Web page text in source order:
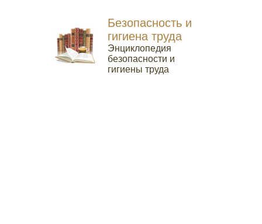
Безопасность и
гигиена труда
Энциклопедия
безопасности и
гигиены труда